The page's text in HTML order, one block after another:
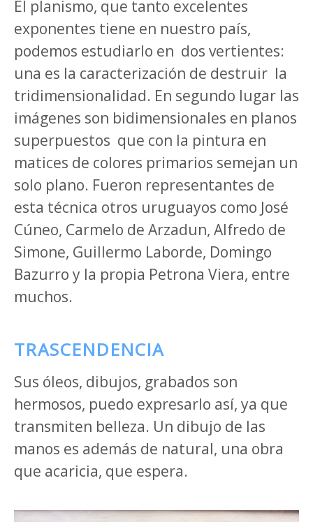
El planismo, que tanto excelentes
exponentes tiene en nuestro país,
podemos estudiarlo en dos vertientes:
una es la caracterización de destruir la
tridimensionalidad. En segundo lugar las
imágenes son bidimensionales en planos
superpuestos que con la pintura en
matices de colores primarios semejan un
solo plano. Fueron representantes de
esta técnica otros uruguayos como José
Cúneo, Carmelo de Arzadun, Alfredo de
Simone, Guillermo Laborde, Domingo
Bazurro y la propia Petrona Viera, entre
muchos.
TRASCENDENCIA
Sus óleos, dibujos, grabados son
hermosos, puedo expresarlo así, ya que
transmiten belleza. Un dibujo de las
manos es además de natural, una obra
que acaricia, que espera.